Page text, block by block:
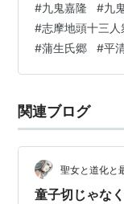
いうことにしよ
海域を制し、後
に貢献した。 今
築きあげた九鬼
鬼嘉隆 …
#九鬼嘉隆 #九
#志摩地頭十三人
#蒲生氏郷 #平
関連ブログ
聖女と道化と
童子切じゃな